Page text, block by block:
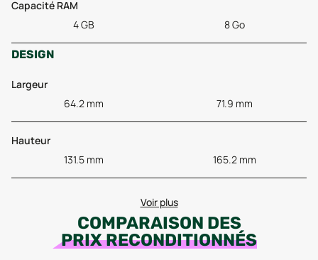
Capacité RAM
4 GB
8 Go
DESIGN
Largeur
64.2 mm
71.9 mm
Hauteur
131.5 mm
165.2 mm
Voir plus
COMPARAISON DES
PRIX RECONDITIONNÉS